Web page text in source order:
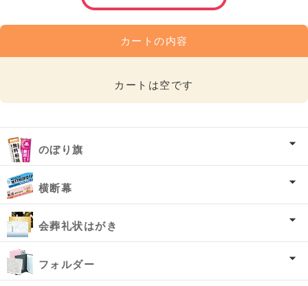
カートの内容
カートは空です
のぼり旗
横断幕
会葬礼状はがき
フォルダー